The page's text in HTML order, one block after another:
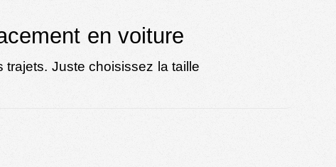
en voiture
trajets. Juste choisissez la taille